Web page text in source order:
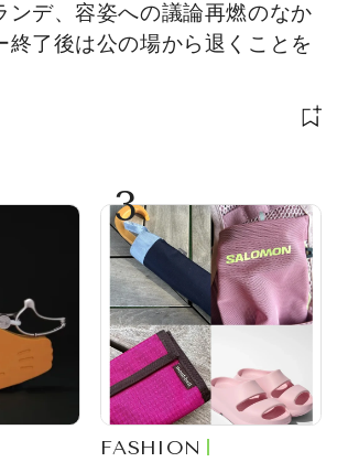
ンデ、容姿への議論再燃のなか
終了後は公の場から退くことを
3
FASHION